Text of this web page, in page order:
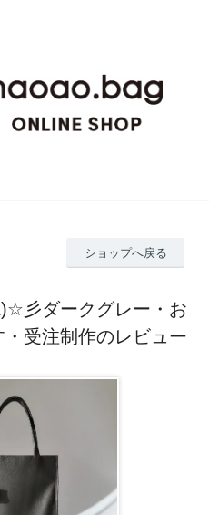
ショップへ戻る
彡ダークグレー・お
受注制作のレビュー